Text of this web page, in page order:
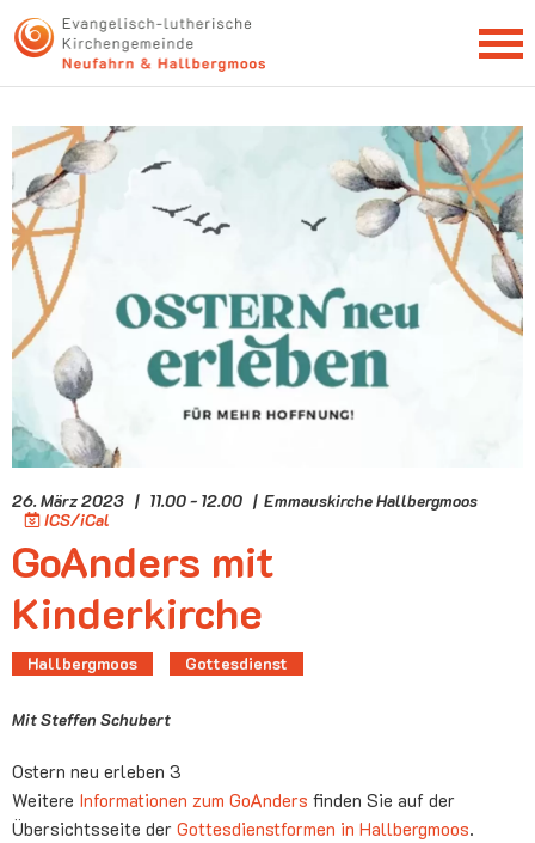
NEWSLETTER
26. März 2023 | 11.00 - 12.00 | Emmauskirche Hallbergmoos
ICS/iCal
GoAnders mit
Kinderkirche
Hallbergmoos Gottesdienst
Mit Steffen Schubert
Ostern neu erleben 3
Weitere Informationen zum GoAnders finden Sie auf der
Übersichtsseite der Gottesdienstformen in Hallbergmoos.